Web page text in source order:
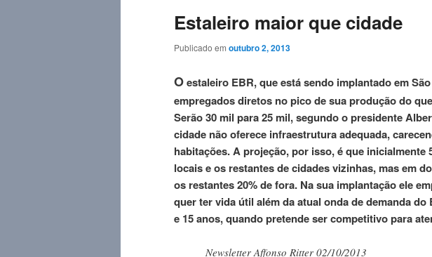
Estaleiro maior que cidade
Publicado em outubro 2, 2013
Oestaleiro EBR, que está sendo implantado em
empregados diretos no pico de sua produção do
Serão 30 mil para 25 mil, segundo o presidente
cidade não oferece infraestrutura adequada,
habitações. A projeção, por isso, é que inicialmente
locais e os restantes de cidades vizinhas, mas em
os restantes 20% de fora. Na sua implantação ele
quer ter vida útil além da atual onda de demanda
e 15 anos, quando pretende ser competitivo para
Newsletter Affonso Ritter 02/10/2013